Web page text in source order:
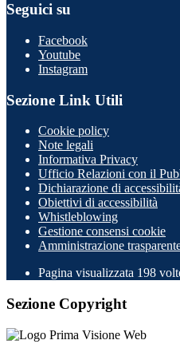
Seguici su
Facebook
Youtube
Instagram
Sezione Link Utili
Cookie policy
Note legali
Informativa Privacy
Ufficio Relazioni con il
Dichiarazione di
Obiettivi di accessibilità
Whistleblowing
Gestione consensi cookie
Amministrazione
Pagina visualizzata 198
Sezione Copyright